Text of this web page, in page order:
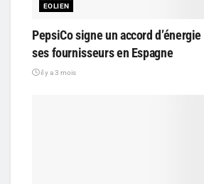
EOLIEN
PepsiCo signe un accord
ses fournisseurs en Espagne
il y a 3 mois